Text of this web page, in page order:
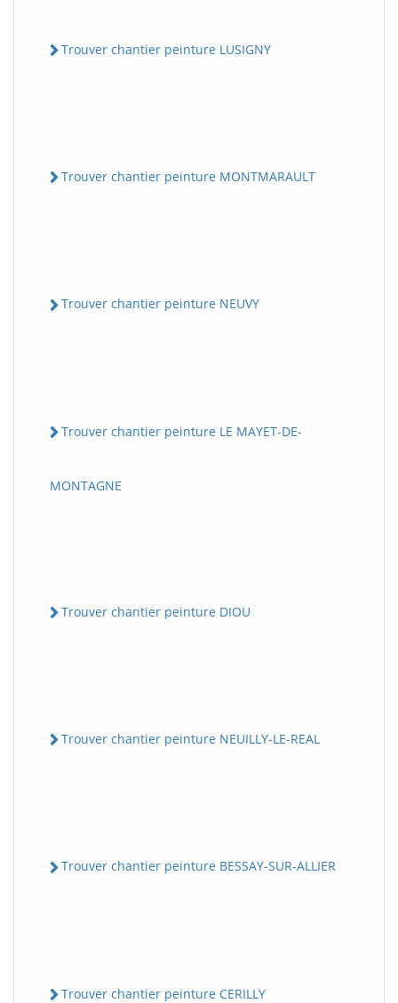
Trouver chantier peinture LUSIGNY
Trouver chantier peinture MONTMARAULT
Trouver chantier peinture NEUVY
Trouver chantier peinture LE MAYET-DE-
MONTAGNE
Trouver chantier peinture DIOU
Trouver chantier peinture NEUILLY-LE-REAL
Trouver chantier peinture BESSAY-SUR-ALLIER
Trouver chantier peinture CERILLY